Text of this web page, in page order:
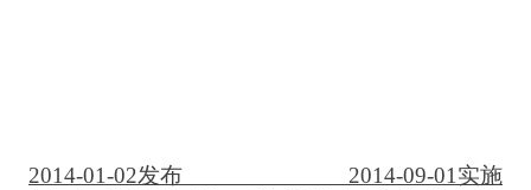
2014-01-02发布 2014-09-01实施